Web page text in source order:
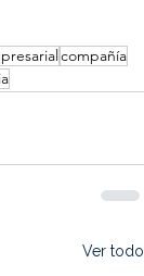
compañía
Ver todo